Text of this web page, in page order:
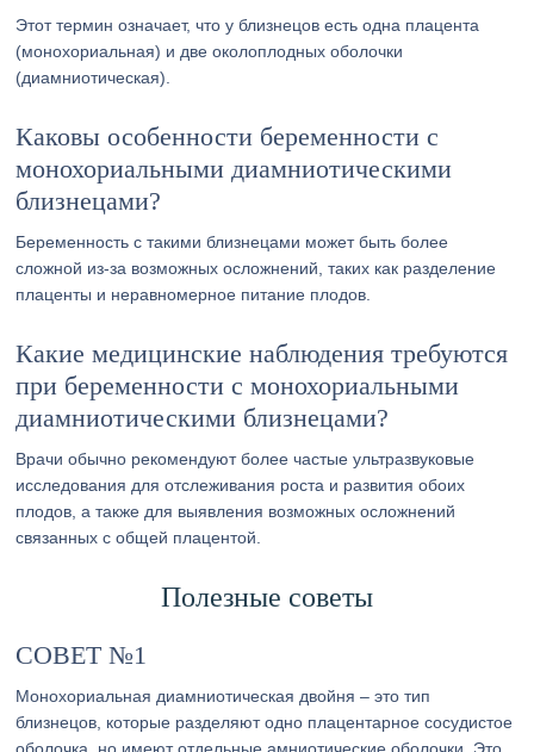
Этот термин означает, что у близнецов есть одна плацента
(монохориальная) и две околоплодных оболочки
(диамниотическая).
Каковы особенности беременности с
монохориальными диамниотическими
близнецами?
Беременность с такими близнецами может быть более
сложной из-за возможных осложнений, таких как разделение
плаценты и неравномерное питание плодов.
Какие медицинские наблюдения требуются
при беременности с монохориальными
диамниотическими близнецами?
Врачи обычно рекомендуют более частые ультразвуковые
исследования для отслеживания роста и развития обоих
плодов, а также для выявления возможных осложнений
связанных с общей плацентой.
Полезные советы
СОВЕТ №1
Монохориальная диамниотическая двойня – это тип
близнецов, которые разделяют одно плацентарное сосудистое